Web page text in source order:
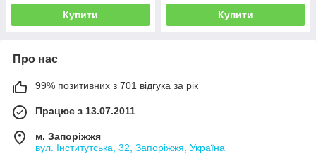
Купити Купити
Про нас
99% позитивних з 701 відгука за рік
Працює з 13.07.2011
м. Запоріжжя
вул. Інститутська, 32, Запоріжжя, Україна